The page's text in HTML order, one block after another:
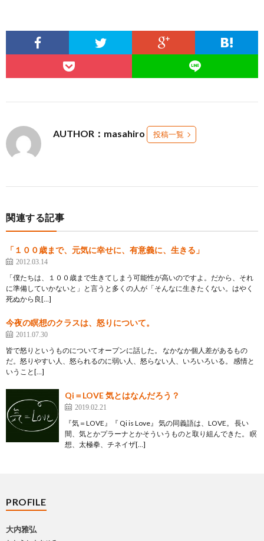
AUTHOR：masahiro 投稿一覧
関連する記事
「１００歳まで、元気に幸せに、有意義に、生きる」
2012.03.14
「僕たちは、１００歳まで生きてしまう可能性が高いのですよ。だから、それ
に準備していかないと」と言うと多くの人が「そんなに生きたくない。はやく
死ぬから良[…]
今夜の瞑想のクラスは、怒りについて。
2011.07.30
皆で怒りというものについてオープンに話した。 なかなか個人差があるもの
だ。怒りやすい人、怒られるのに弱い人、怒らない人、いろいろいる。 感情と
いうこと[…]
Qi＝LOVE 気とはなんだろう？
2019.02.21
『気＝LOVE』『 Qi is Love』 気の同義語は、LOVE。 長い
間、気とかプラーナとかそういうものと取り組んできた。 瞑
想、太極拳、チネイザ[…]
PROFILE
大内雅弘